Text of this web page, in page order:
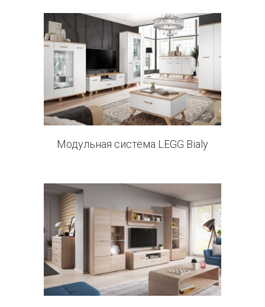
0 products
Модульная система LEGG Bialy
11 products